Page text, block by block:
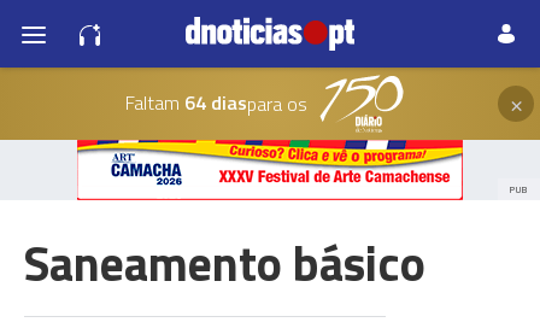
Faltam 64 diaspara os ×
PUB
Saneamento básico